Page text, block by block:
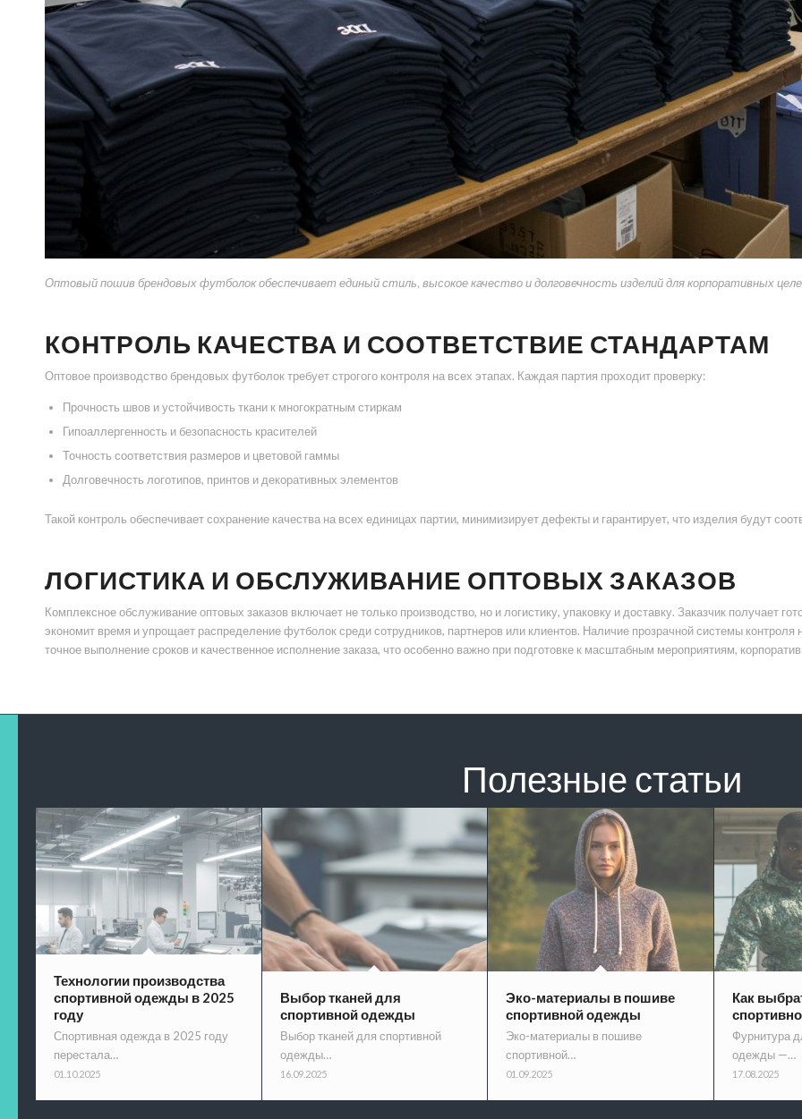
Оптовый пошив брендовых футболок обеспечивает единый стиль, высокое качество и долговечность изделий для корпоративных
КОНТРОЛЬ КАЧЕСТВА И СООТВЕТСТВИЕ СТАНДАРТАМ
Оптовое производство брендовых футболок требует строгого контроля на всех этапах. Каждая партия проходит проверку:
Прочность швов и устойчивость ткани к многократным стиркам
Гипоаллергенность и безопасность красителей
Точность соответствия размеров и цветовой гаммы
Долговечность логотипов, принтов и декоративных элементов
Такой контроль обеспечивает сохранение качества на всех единицах партии, минимизирует дефекты и гарантирует, что изделия будут
ЛОГИСТИКА И ОБСЛУЖИВАНИЕ ОПТОВЫХ ЗАКАЗОВ
Комплексное обслуживание оптовых заказов включает не только производство, но и логистику, упаковку и доставку. Заказчик получает
экономит время и упрощает распределение футболок среди сотрудников, партнеров или клиентов. Наличие прозрачной системы контроля
точное выполнение сроков и качественное исполнение заказа, что особенно важно при подготовке к масштабным мероприятиям,
Полезные статьи
Технологии производства
спортивной одежды в 2025
году
Спортивная одежда в 2025 году
перестала…
01.10.2025
Выбор тканей для
спортивной одежды
Выбор тканей для спортивной
одежды…
16.09.2025
Эко-материалы в пошиве
спортивной одежды
Эко-материалы в пошиве
спортивной…
01.09.2025
Как
Фурнитура
одежды —…
17.08.2025